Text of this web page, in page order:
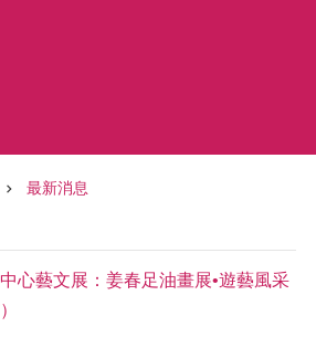
最新消息
心藝文展：姜春足油畫展•遊藝風采